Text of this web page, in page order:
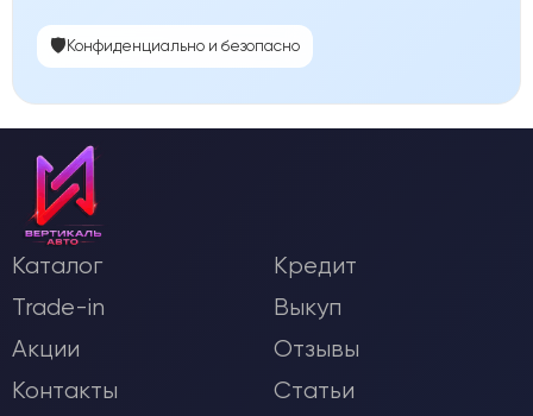
🛡️Конфиденциально и безопасно
Каталог
Кредит
Trade-in
Выкуп
Акции
Отзывы
Контакты
Статьи